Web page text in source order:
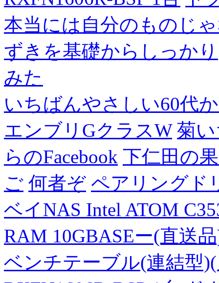
本当には自分のものじ
ずきを基礎からしっかり
みた
いちばんやさしい60代
エンブリGクラスW 菊
らのFacebook 下仁田の
ご 何者ぞ ペアリングド
ベイNAS Intel ATOM
RAM 10GBASEー(直送
ベンチテーブル(連結型